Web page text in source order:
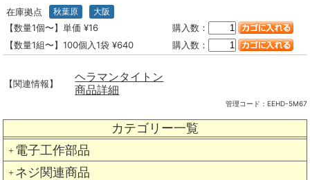
カテゴリー一覧
＋ 電子工作部品
＋ ネジ関連商品
在庫拠点 秋葉原 大阪
【数量1個〜】単価 ¥16
購入数：
【数量1組〜】100個入1袋 ¥640
購入数：
【関連情報】
ヘラマンタイトン
商品詳細
管理コード： EEHD-5M67